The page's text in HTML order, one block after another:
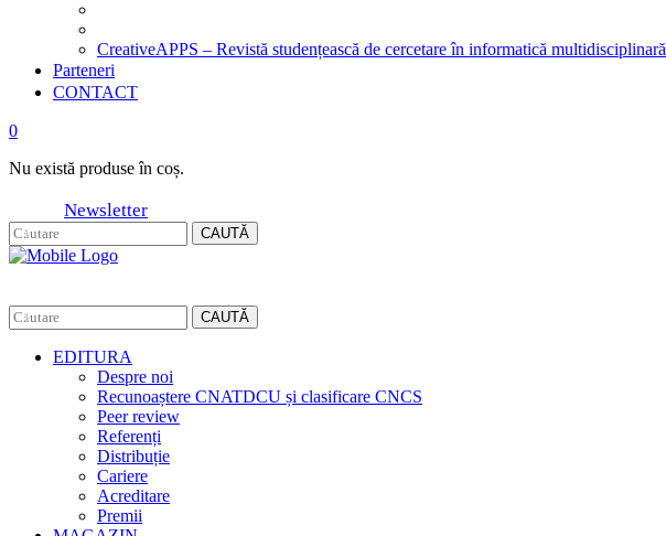
CreativeAPPS – Revistă studențească de cercetare în informatică multidisciplinară
Parteneri
CONTACT
0
Nu există produse în coș.
Newsletter
CAUTĂ
CAUTĂ
EDITURA
Despre noi
Recunoaștere CNATDCU și clasificare CNCS
Peer review
Referenți
Distribuție
Cariere
Acreditare
Premii